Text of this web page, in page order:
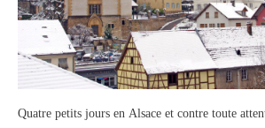
Quatre petits jours en Alsace et contre toute